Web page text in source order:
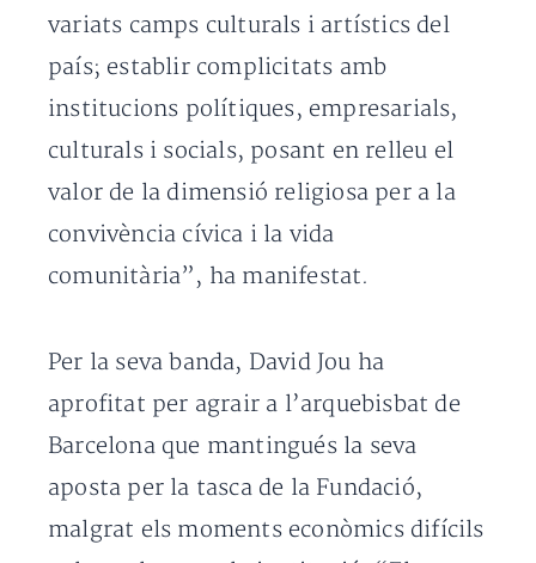
variats camps culturals i artístics del
país; establir complicitats amb
institucions polítiques, empresarials,
culturals i socials, posant en relleu el
valor de la dimensió religiosa per a la
convivència cívica i la vida
comunitària”, ha manifestat.
Per la seva banda, David Jou ha
aprofitat per agrair a l’arquebisbat de
Barcelona que mantingués la seva
aposta per la tasca de la Fundació,
malgrat els moments econòmics difícils